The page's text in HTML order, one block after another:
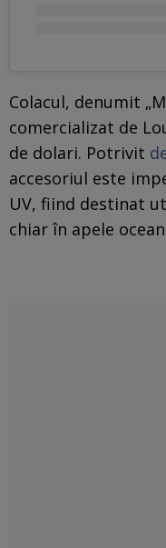
Colacul, denumit
comercializat de
de dolari. Potrivit
accesoriul este
UV, fiind destinat
chiar în apele